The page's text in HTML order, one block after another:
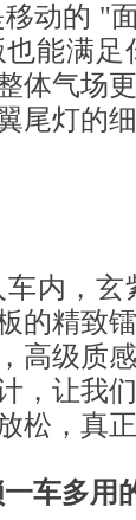
的 "面
能满足
体气场
尾灯的
，玄紫
的精致
高级质
，让我
松，真
车多用